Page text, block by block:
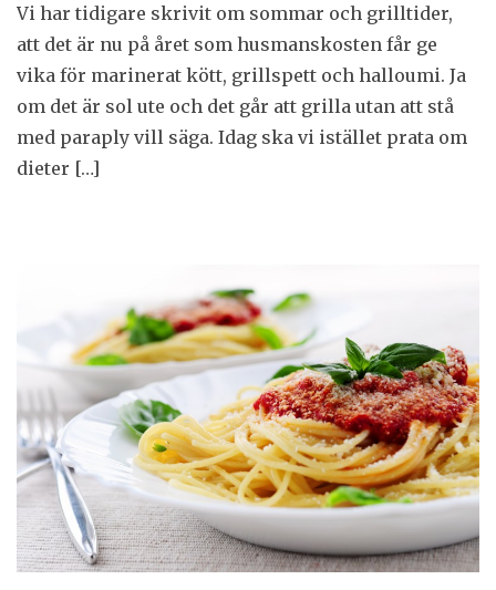
Vi har tidigare skrivit om sommar och grilltider,
att det är nu på året som husmanskosten får ge
vika för marinerat kött, grillspett och halloumi. Ja
om det är sol ute och det går att grilla utan att stå
med paraply vill säga. Idag ska vi istället prata om
dieter […]